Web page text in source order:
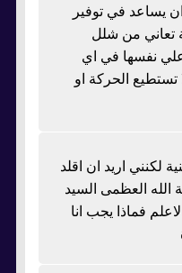
يساعد في توفير
تعاني من شلل
علي نفسها في اي
الحركة او
لكنني اريد ان اقلد
الله العظمى السيد
فماذا يجب انا